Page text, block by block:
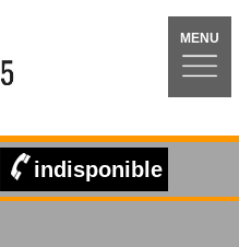
MENU
indisponible